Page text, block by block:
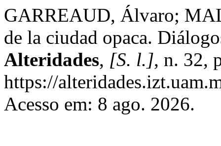
GARREAUD, Álvaro;
de la ciudad opaca.
Alteridades, [S. l.], n. 32,
https://
Acesso em: 8 ago. 2026.